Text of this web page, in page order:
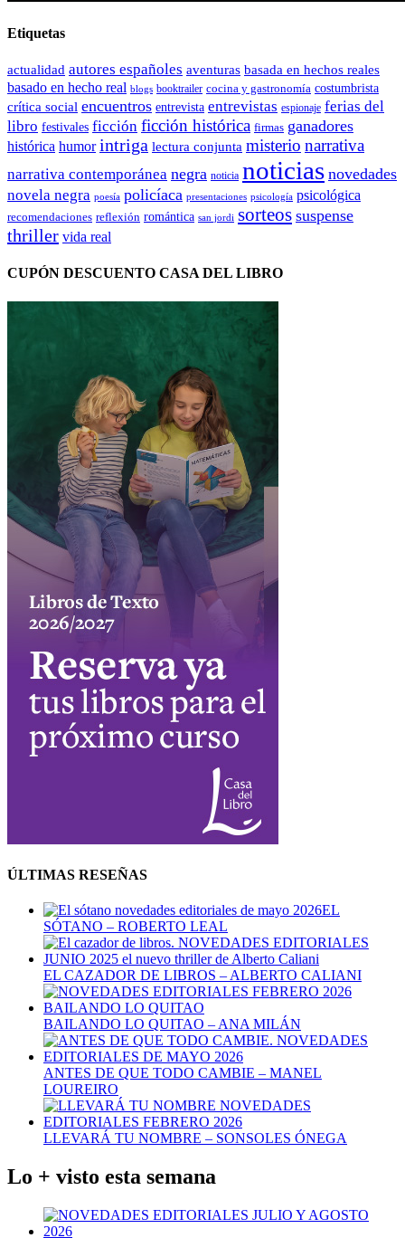
Etiquetas
actualidad autores españoles aventuras basada en hechos reales
basado en hecho real blogs booktrailer cocina y gastronomía costumbrista
crítica social encuentros entrevista entrevistas espionaje ferias del
libro festivales ficción ficción histórica firmas ganadores
histórica humor intriga lectura conjunta misterio narrativa
narrativa contemporánea negra noticia noticias novedades
novela negra poesía policíaca presentaciones psicología psicológica
recomendaciones reflexión romántica san jordi sorteos suspense
thriller vida real
CUPÓN DESCUENTO CASA DEL LIBRO
ÚLTIMAS RESEÑAS
EL
SÓTANO – ROBERTO LEAL
EL CAZADOR DE LIBROS – ALBERTO CALIANI
BAILANDO LO QUITAO – ANA MILÁN
ANTES DE QUE TODO CAMBIE – MANEL
LOUREIRO
LLEVARÁ TU NOMBRE – SONSOLES ÓNEGA
Lo + visto esta semana